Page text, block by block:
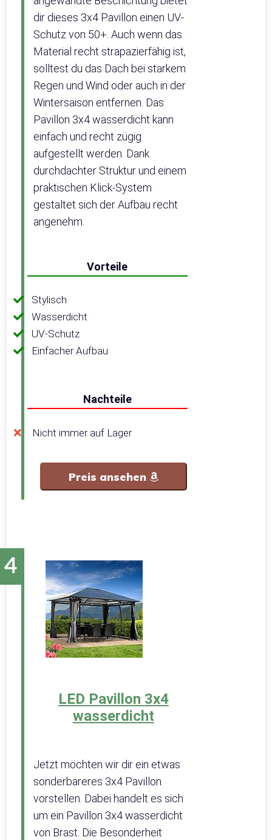
dir dieses 3x4 Pavillon einen UV-
Schutz von 50+. Auch wenn das
Material recht strapazierfähig ist,
solltest du das Dach bei starkem
Regen und Wind oder auch in der
Wintersaison entfernen. Das
Pavillon 3x4 wasserdicht kann
einfach und recht zügig
aufgestellt werden. Dank
durchdachter Struktur und einem
praktischen Klick-System
gestaltet sich der Aufbau recht
angenehm.
Vorteile
Stylisch
Wasserdicht
UV-Schutz
Einfacher Aufbau
Nachteile
Nicht immer auf Lager
Preis ansehen
LED Pavillon 3x4
wasserdicht
Jetzt möchten wir dir ein etwas
sonderbareres 3x4 Pavillon
vorstellen. Dabei handelt es sich
um ein Pavillon 3x4 wasserdicht
von Brast. Die Besonderheit